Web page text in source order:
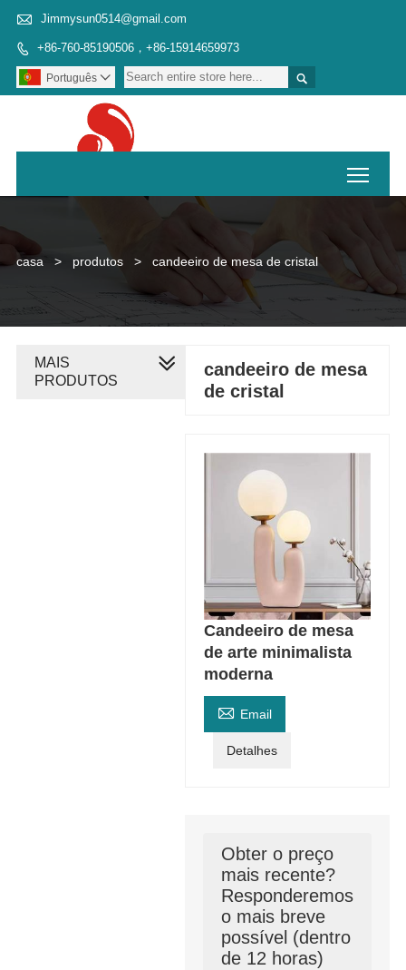
 Jimmysun0514@gmail.com
 +86-760-85190506，+86-15914659973

Português 
casa > produtos > candeeiro de mesa de cristal
candeeiro de mesa
de cristal
Candeeiro de mesa
de arte minimalista
moderna
 Email
Detalhes
Obter o preço
mais recente?
Responderemos
o mais breve
possível (dentro
de 12 horas)
MAIS
PRODUTOS